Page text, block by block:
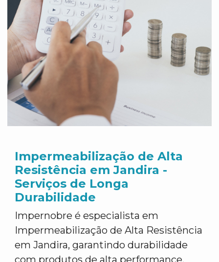
Impermeabilização de Alta
Resistência em Jandira -
Serviços de Longa
Durabilidade
Impernobre é especialista em
Impermeabilização de Alta Resistência
em Jandira, garantindo durabilidade
com produtos de alta performance,